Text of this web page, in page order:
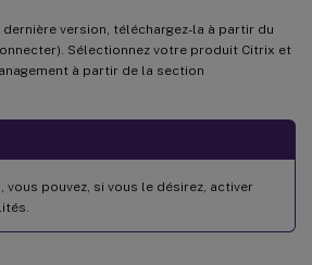
dernière version, téléchargez-la à partir du
Sélectionnez votre produit Citrix et
à partir de la section
vous pouvez, si vous le désirez, activer